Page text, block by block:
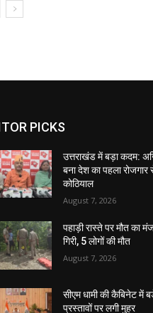
PICKS
उत्तराखंड में बड़ा कदम:
बना देश का पहला
कोठियाल
August 7, 2026
पहाड़ी रास्ते पर मौत का
गिरी, 5 लोगों की मौत
August 7, 2026
सीएम धामी की कैबिनेट
प्रस्तावों पर लगी मुहर